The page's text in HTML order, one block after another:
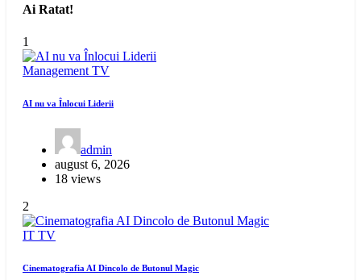
Ai Ratat!
1
Management TV
AI nu va Înlocui Liderii
admin
august 6, 2026
18 views
2
IT TV
Cinematografia AI Dincolo de Butonul Magic